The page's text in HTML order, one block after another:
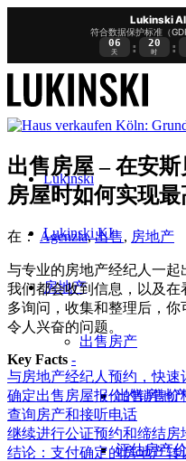
Lukinski AI
符合数据保护标准（
06
天 : 20
时 :
Lukinski
Lukinski KI
房地产
出售房产
出售房地
评估房产
出售房屋 – 在安
房屋时如何实现
在： Agenzia,出售, 房地产
与专业的房地产经纪人一
我们都会收到信息，以及
多询问，收集和整理后，
令人兴奋的问题。
Key Facts -
与房地产经纪人预约，快速
确定出售房屋报价的销售价
查询房产和接听电话
继续进行公证预约和缔结房
结论：支付确定的房地产转